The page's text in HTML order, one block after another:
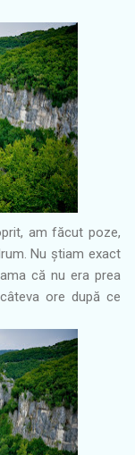
am făcut poze,
Nu știam exact
că nu era prea
ore după ce